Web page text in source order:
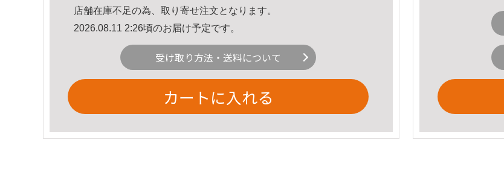
店舗在庫不足の為、取り寄せ注文となります。
2026.08.11 2:26頃のお届け予定です。
受け取り方法・送料について
カートに入れる